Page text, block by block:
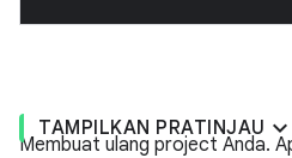
TAMPILKAN PRATINJAU
Membuat ulang project Anda.